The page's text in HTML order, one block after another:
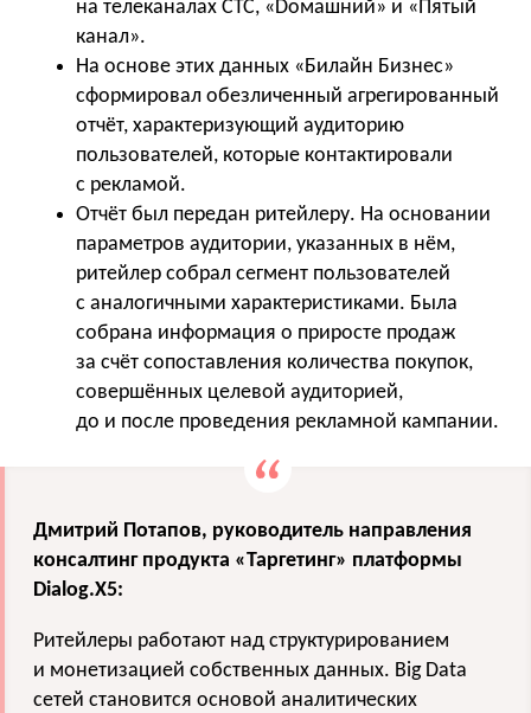
на телеканалах СТС, «Dомашний» и «Пятый
канал».
На основе этих данных «Билайн Бизнес»
сформировал обезличенный агрегированный
отчёт, характеризующий аудиторию
пользователей, которые контактировали
с рекламой.
Отчёт был передан ритейлеру. На основании
параметров аудитории, указанных в нём,
ритейлер собрал сегмент пользователей
с аналогичными характеристиками. Была
собрана информация о приросте продаж
за счёт сопоставления количества покупок,
совершённых целевой аудиторией,
до и после проведения рекламной кампании.
Дмитрий Потапов, руководитель направления
консалтинг продукта «Таргетинг» платформы
Dialog.X5:
Ритейлеры работают над структурированием
и монетизацией собственных данных. Big Data
сетей становится основой аналитических